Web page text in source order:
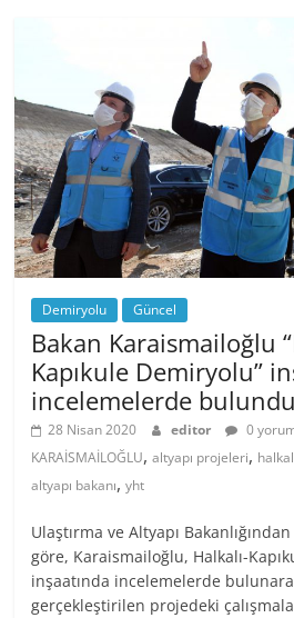
Demiryolu Güncel
Bakan Karaismailoğlu
Kapıkule Demiryolu”
incelemelerde bulundu
28 Nisan 2020 editor 0
KARAİSMAİLOĞLU,altyapı projeleri,
altyapı bakanı,yht
Ulaştırma ve Altyapı
göre, Karaismailoğlu, Halkalı-
inşaatında incelemelerde
gerçekleştirilen projedeki